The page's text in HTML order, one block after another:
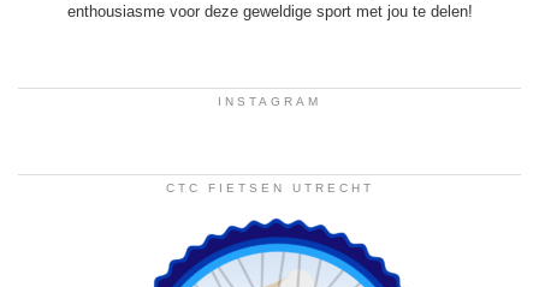
enthousiasme voor deze geweldige sport met jou te delen!
INSTAGRAM
CTC FIETSEN UTRECHT